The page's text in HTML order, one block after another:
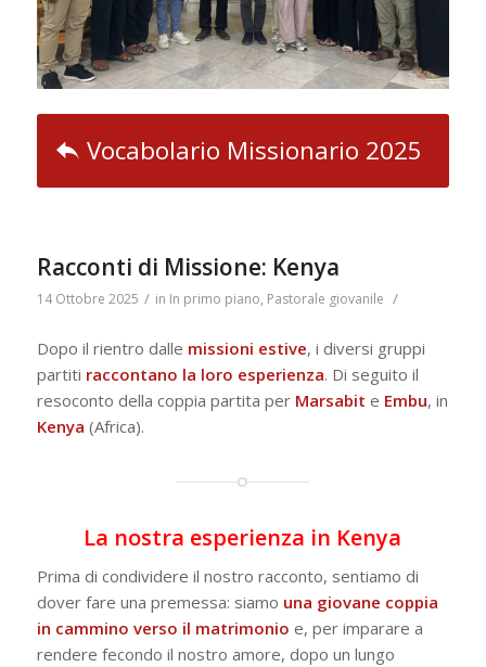
Vocabolario Missionario 2025
Racconti di Missione: Kenya
14 Ottobre 2025 / in In primo piano, Pastorale giovanile /
Dopo il rientro dalle missioni estive, i diversi gruppi
partiti raccontano la loro esperienza. Di seguito il
resoconto della coppia partita per Marsabit e Embu, in
Kenya (Africa).
La nostra esperienza in Kenya
Prima di condividere il nostro racconto, sentiamo di
dover fare una premessa: siamo una giovane coppia
in cammino verso il matrimonio e, per imparare a
rendere fecondo il nostro amore, dopo un lungo